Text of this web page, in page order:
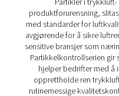
Det er avgjørende å
som næringsmidler,
minste
ytelse.